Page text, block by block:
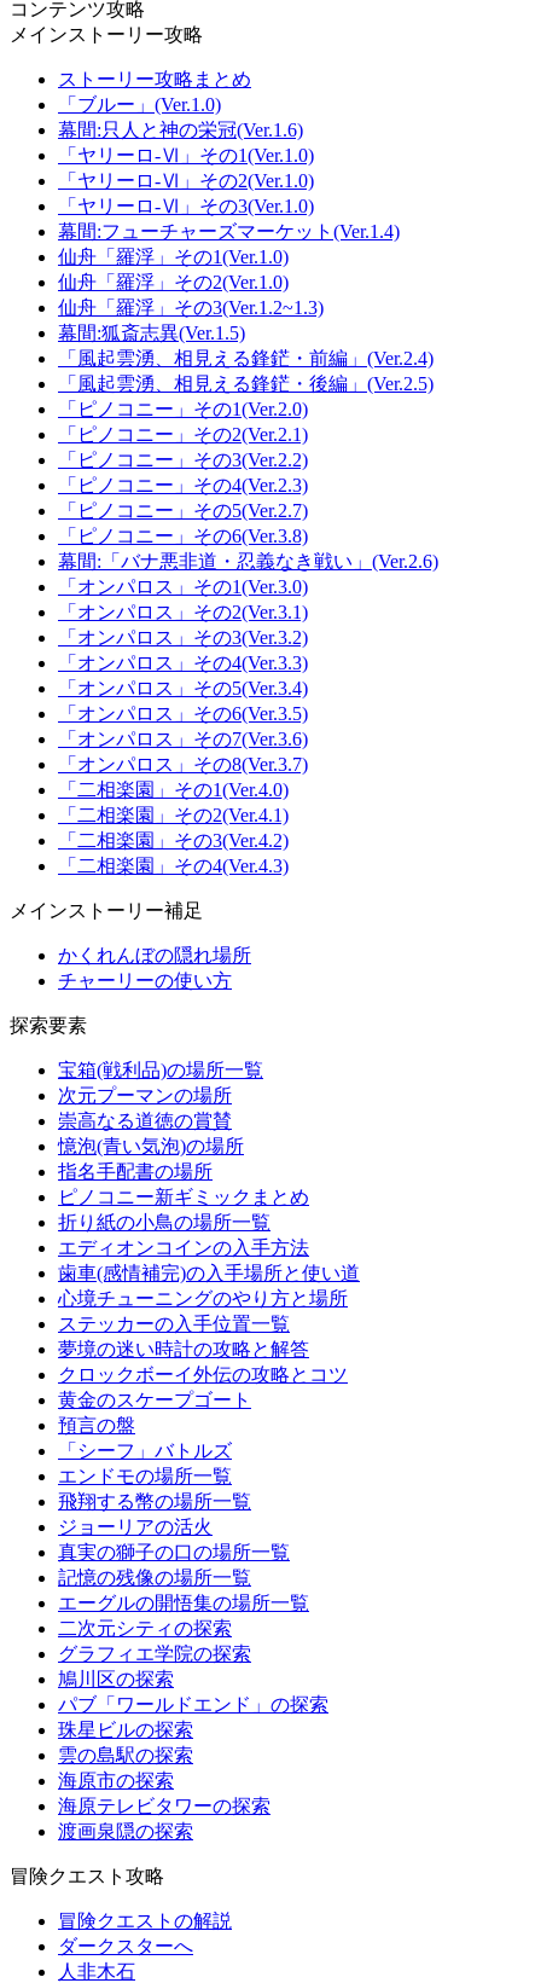
コンテンツ攻略
メインストーリー攻略
ストーリー攻略まとめ
「ブルー」(Ver.1.0)
幕間:只人と神の栄冠(Ver.1.6)
「ヤリーロ-Ⅵ」その1(Ver.1.0)
「ヤリーロ-Ⅵ」その2(Ver.1.0)
「ヤリーロ-Ⅵ」その3(Ver.1.0)
幕間:フューチャーズマーケット(Ver.1.4)
仙舟「羅浮」その1(Ver.1.0)
仙舟「羅浮」その2(Ver.1.0)
仙舟「羅浮」その3(Ver.1.2~1.3)
幕間:狐斎志異(Ver.1.5)
「風起雲湧、相見える鋒鋩・前編」(Ver.2.4)
「風起雲湧、相見える鋒鋩・後編」(Ver.2.5)
「ピノコニー」その1(Ver.2.0)
「ピノコニー」その2(Ver.2.1)
「ピノコニー」その3(Ver.2.2)
「ピノコニー」その4(Ver.2.3)
「ピノコニー」その5(Ver.2.7)
「ピノコニー」その6(Ver.3.8)
幕間:「バナ悪非道・忍義なき戦い」(Ver.2.6)
「オンパロス」その1(Ver.3.0)
「オンパロス」その2(Ver.3.1)
「オンパロス」その3(Ver.3.2)
「オンパロス」その4(Ver.3.3)
「オンパロス」その5(Ver.3.4)
「オンパロス」その6(Ver.3.5)
「オンパロス」その7(Ver.3.6)
「オンパロス」その8(Ver.3.7)
「二相楽園」その1(Ver.4.0)
「二相楽園」その2(Ver.4.1)
「二相楽園」その3(Ver.4.2)
「二相楽園」その4(Ver.4.3)
メインストーリー補足
かくれんぼの隠れ場所
チャーリーの使い方
探索要素
宝箱(戦利品)の場所一覧
次元プーマンの場所
崇高なる道徳の賞賛
憶泡(青い気泡)の場所
指名手配書の場所
ピノコニー新ギミックまとめ
折り紙の小鳥の場所一覧
エディオンコインの入手方法
歯車(感情補完)の入手場所と使い道
心境チューニングのやり方と場所
ステッカーの入手位置一覧
夢境の迷い時計の攻略と解答
クロックボーイ外伝の攻略とコツ
黄金のスケープゴート
預言の盤
「シーフ」バトルズ
エンドモの場所一覧
飛翔する幣の場所一覧
ジョーリアの活火
真実の獅子の口の場所一覧
記憶の残像の場所一覧
エーグルの開悟集の場所一覧
二次元シティの探索
グラフィエ学院の探索
鳩川区の探索
パブ「ワールドエンド」の探索
珠星ビルの探索
雲の島駅の探索
海原市の探索
海原テレビタワーの探索
渡画泉隠の探索
冒険クエスト攻略
冒険クエストの解説
ダークスターへ
人非木石